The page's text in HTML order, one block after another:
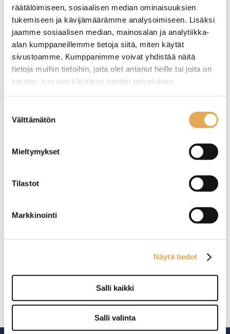
räätälöimiseen, sosiaalisen median ominaisuuksien
tukemiseen ja kävijämäärämme analysoimiseen. Lisäksi
jaamme sosiaalisen median, mainosalan ja analytiikka-
alan kumppaneillemme tietoja siitä, miten käytät
sivustoamme. Kumppanimme voivat yhdistää näitä
tietoja muihin tietoihin, joita olet antanut heille tai joita on
kerätty, kun olet käyttänyt heidän palvelujaan.
valinta
Välttämätön
Mieltymykset
Tilastot
Markkinointi
Näytä tiedot
Salli kaikki
Salli valinta
Mitat: 800 x 350 x (K)
293 mm
2-lämpötila vyöhykettä
Lämpötilaväli: 3 … 18 °C
Kapasiteetti 8-pulloa
Sokerointiastia
Viinipullonjäähdytin